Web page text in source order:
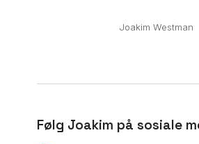
Joakim Westman
Følg Joakim på sosiale